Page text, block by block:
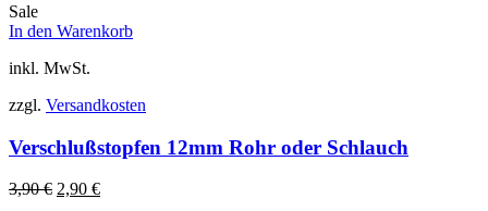
Sale
In den Warenkorb
inkl. MwSt.
zzgl. Versandkosten
Verschlußstopfen 12mm Rohr oder Schlauch
3,90€ Ursprünglicher
2,90 €Aktueller